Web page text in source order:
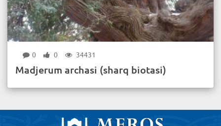
0 0 34431
Madjerum archasi (sharq biotasi)